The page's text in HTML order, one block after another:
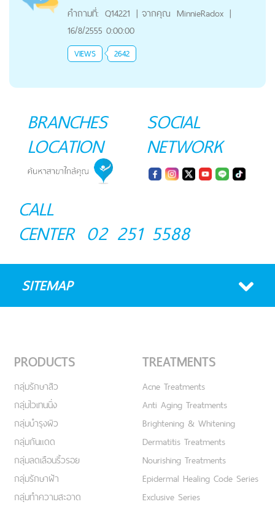
คำถามที่: Q14221 | จากคุณ MinnieRadox |
16/8/2555 0:00:00
VIEWS 2642
BRANCHES
LOCATION
SOCIAL
NETWORK
CALL
CENTER 02 251 5588
SITEMAP
PRODUCTS
กลุ่มรักษาสิว
กลุ่มไวเทนนิ่ง
กลุ่มบำรุงผิว
กลุ่มกันแดด
กลุ่มลดเลือนริ้วรอย
กลุ่มรักษาฝ้า
กลุ่มทำความสะอาด
TREATMENTS
Acne Treatments
Anti Aging Treatments
Brightening & Whitening
Dermatitis Treatments
Nourishing Treatments
Epidermal Healing Code Series
Exclusive Series